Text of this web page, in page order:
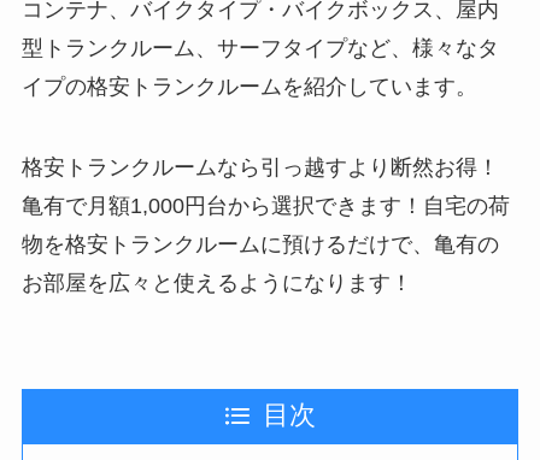
コンテナ、バイクタイプ・バイクボックス、屋内
型トランクルーム、サーフタイプなど、様々なタ
イプの格安トランクルームを紹介しています。
格安トランクルームなら引っ越すより断然お得！
亀有で月額1,000円台から選択できます！自宅の荷
物を格安トランクルームに預けるだけで、亀有の
お部屋を広々と使えるようになります！
目次